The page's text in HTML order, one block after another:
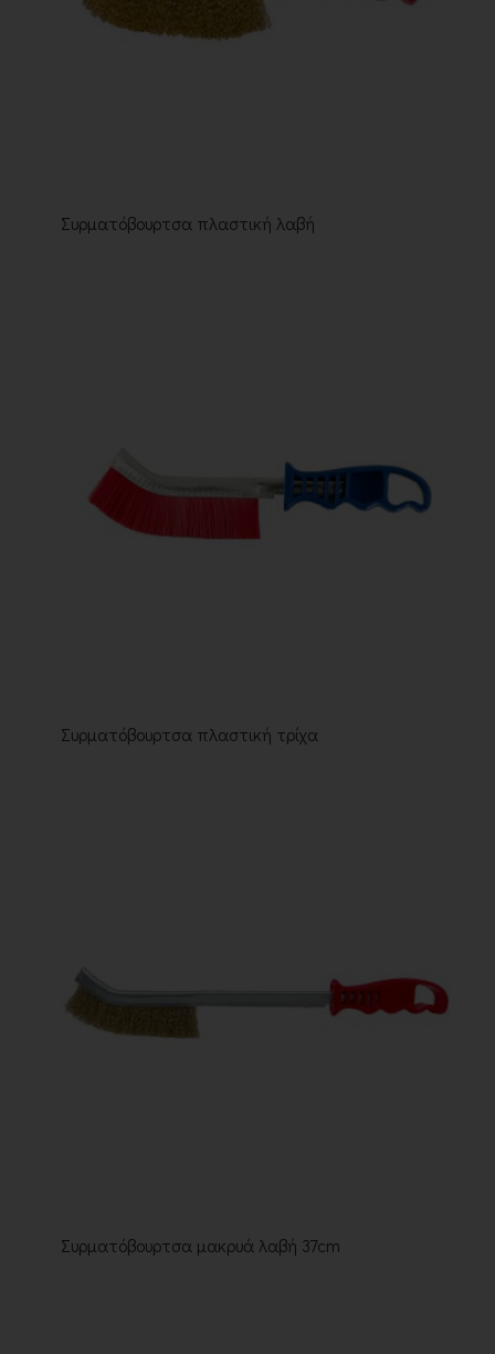
Συρματόβουρτσα πλαστική λαβή
Συρματόβουρτσα πλαστική τρίχα
Συρματόβουρτσα μακρυά λαβή 37cm